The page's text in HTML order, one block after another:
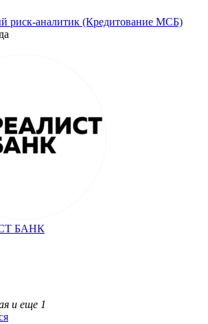
риск-аналитик (Кредитование МСБ)
БАНК
и еще 1